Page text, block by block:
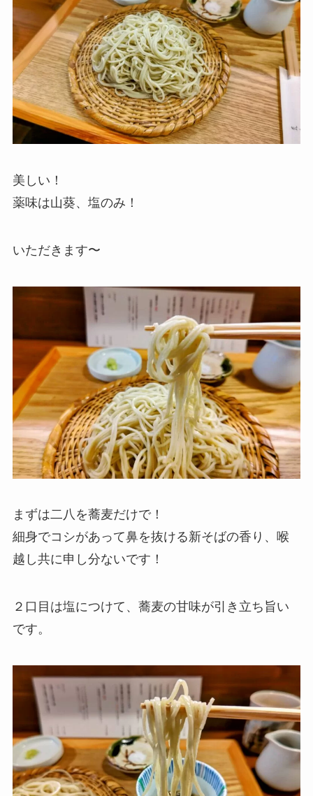
美しい！
薬味は山葵、塩のみ！
いただきます〜
まずは二八を蕎麦だけで！
細身でコシがあって鼻を抜ける新そばの香り、喉
越し共に申し分ないです！
２口目は塩につけて、蕎麦の甘味が引き立ち旨い
です。